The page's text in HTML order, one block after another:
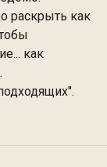
раскрыть как
как